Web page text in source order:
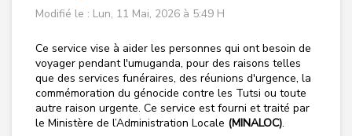
Modifié le : Lun, 11 Mai, 2026 à 5:49 H
Ce service vise à aider les personnes qui ont besoin de
voyager pendant l'umuganda, pour des raisons telles
que des services funéraires, des réunions d'urgence, la
commémoration du génocide contre les Tutsi ou toute
autre raison urgente. Ce service est fourni et traité par
le Ministère de l’Administration Locale (MINALOC).